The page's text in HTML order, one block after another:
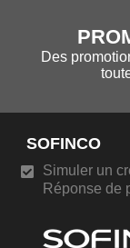
Des
SOFINCO
Simuler un
Réponse de